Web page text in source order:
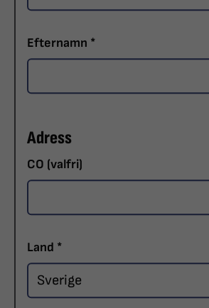
Efternamn *
Adress
CO (valfri)
Land *